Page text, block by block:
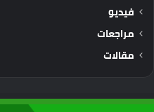
فيديو
مراجعات
مقالات